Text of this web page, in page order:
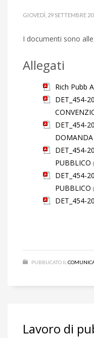
GIOVEDÌ, 29 SETTEMBRE
I documenti sono
Allegati
Rich Pubb
DET_454-
DET_454-
DOMANDA
DET_454-
PUBBLICO
DET_454-
PUBBLICO
DET_454-
PUBBLICATO IL
Lavoro di